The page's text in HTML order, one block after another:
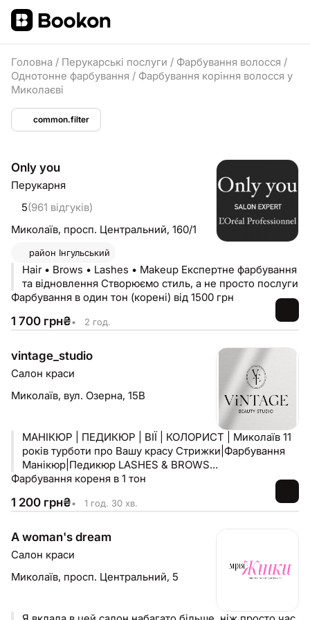
Головна / Перукарські послуги / Фарбування волосся /
Однотонне фарбування / Фарбування коріння волосся у
Миколаєві
common.filter
Only you
Перукарня
5(961 відгуків)
Миколаїв, просп. Центральний, 160/1
район Інгульський
Hair • Brows • Lashes • Makeup Експертне фарбування
та відновлення Створюємо стиль, а не просто послуги
Фарбування в один тон (корені) від 1500 грн
1 700 грн₴• 2 год.
vintage_studio
Салон краси
Миколаїв, вул. Озерна, 15В
МАНІКЮР | ПЕДИКЮР | ВІЇ | КОЛОРИСТ | Миколаїв 11
років турботи про Вашу красу Стрижки|Фарбування
Манікюр|Педикюр LASHES & BROWS
ПЕРМАНЕНТНИЙ МАКІЯЖ
Фарбування кореня в 1 тон
1 200 грн₴• 1 год. 30 хв.
A woman's dream
Салон краси
Миколаїв, просп. Центральний, 5